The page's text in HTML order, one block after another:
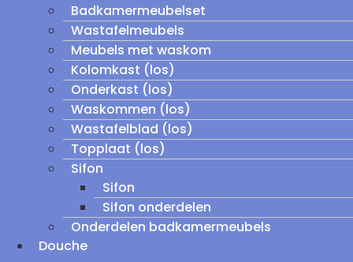
Badkamermeubelset
Wastafelmeubels
Meubels met waskom
Kolomkast (los)
Onderkast (los)
Waskommen (los)
Wastafelblad (los)
Topplaat (los)
Sifon
Sifon
Sifon onderdelen
Onderdelen badkamermeubels
Douche